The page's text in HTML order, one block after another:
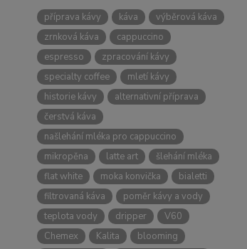
příprava kávy káva
výběrová káva
zrnková káva
cappuccino
espresso
zpracování kávy
specialty coffee
mletí kávy
historie kávy
alternativní příprava
čerstvá káva
našlehání mléka pro cappuccino
mikropěna
latte art
šlehání mléka
flat white
moka konvička
bialetti
filtrovaná káva
poměr kávy a vody
teplota vody
dripper
V60
Chemex
Kalita
blooming